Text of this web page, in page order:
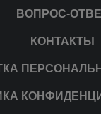
ВОПРОС-
КОНТАКТЫ